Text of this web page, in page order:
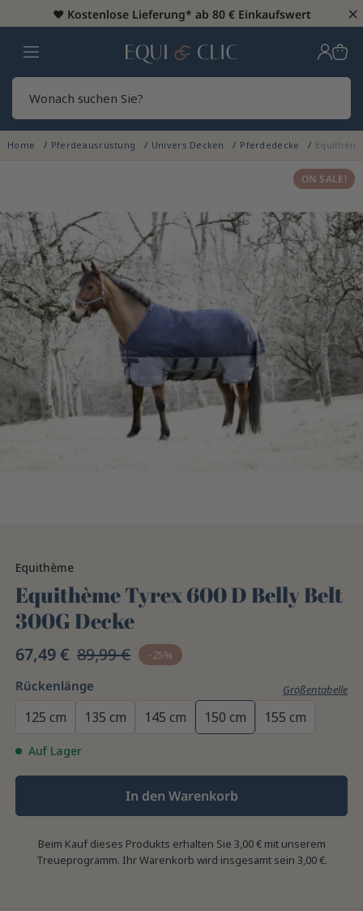
♥️ Kostenlose Lieferung* ab 80 € Einkaufswert ×
Heim
Home Pferdeausrüstung Univers Decken Pferdedecke
ON SALE!
Equithème
Equithème Tyrex 600 D Belly Belt
300G Decke
67,49 € 89,99 € -25%
Rückenlänge Größentabelle
125 cm 135 cm 145 cm 150 cm 155 cm
Auf Lager
In den Warenkorb
Beim Kauf dieses Produkts erhalten Sie 3,00 €mit unserem
Treueprogramm. Ihr Warenkorb wird insgesamt sein 3,00 €.